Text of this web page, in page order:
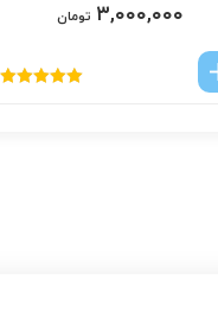
۳,۰۰۰,۰۰۰ تومان